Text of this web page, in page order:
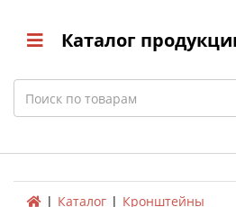
Каталог
Search
Каталог
Кронштейны